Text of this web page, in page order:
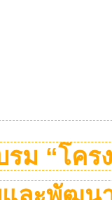
ม “โคร